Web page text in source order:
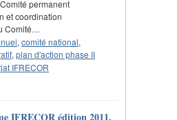
permanent
et coordination
Comité…
, comité national,
, plan d'action phase II
IFRECOR
IFRECOR édition 2011,